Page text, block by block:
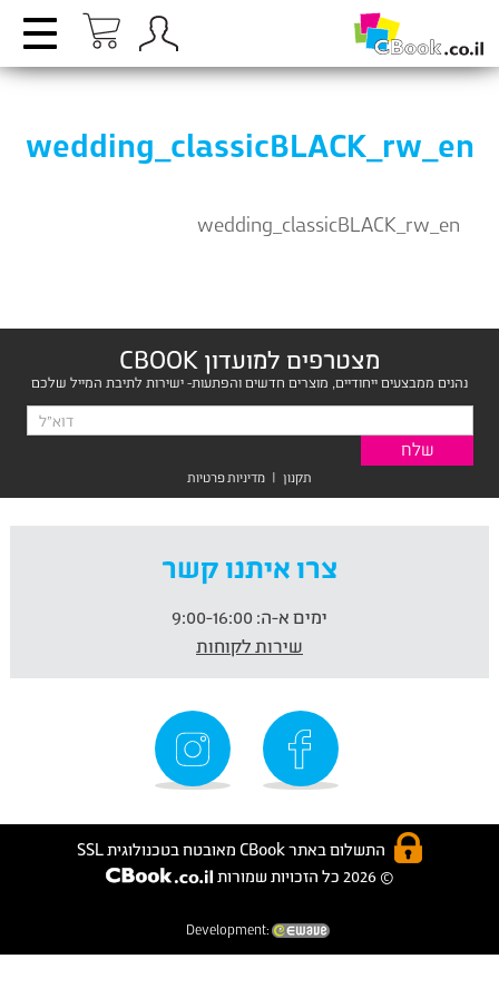
wedding_classicBLACK_rw_en
wedding_classicBLACK_rw_en
מצטרפים למועדון CBOOK
נהנים ממבצעים ייחודיים, מוצרים חדשים והפתעות- ישירות לתיבת המייל שלכם
תקנון | מדיניות פרטיות
צרו איתנו קשר
ימים א-ה:
שירות לקוחות
התשלום באתר CBook מאובטח בטכנולוגית SSL
© 2026 כל הזכויות שמורות
Development: